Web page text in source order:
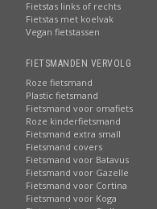
Fietstas links of rechts
Fietstas met koelvak
Vegan fietstassen
FIETSMANDEN VERVOLG
Roze fietsmand
Plastic fietsmand
Fietsmand voor omafiets
Roze kinderfietsmand
Fietsmand extra small
Fietsmand covers
Fietsmand voor Batavus
Fietsmand voor Gazelle
Fietsmand voor Cortina
Fietsmand voor Koga